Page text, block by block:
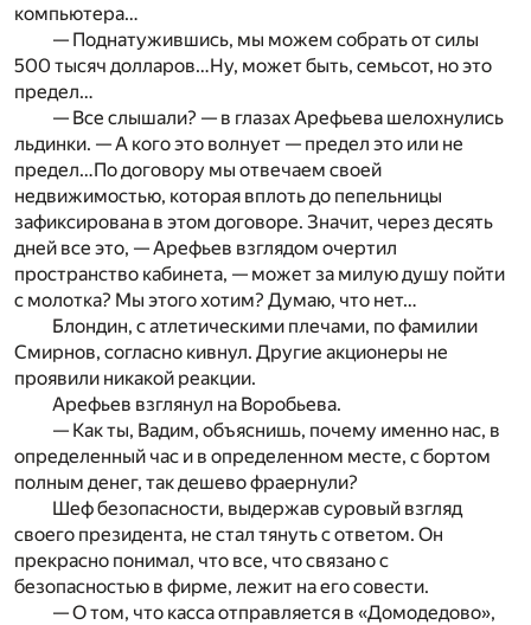
компьютера…
— Поднатужившись, мы можем собрать от силы
500 тысяч долларов…Ну, может быть, семьсот, но это
предел…
— Все слышали? — в глазах Арефьева шелохнулись
льдинки. — А кого это волнует — предел это или не
предел…По договору мы отвечаем своей
недвижимостью, которая вплоть до пепельницы
зафиксирована в этом договоре. Значит, через десять
дней все это, — Арефьев взглядом очертил
пространство кабинета, — может за милую душу пойти
с молотка? Мы этого хотим? Думаю, что нет…
Блондин, с атлетическими плечами, по фамилии
Смирнов, согласно кивнул. Другие акционеры не
проявили никакой реакции.
Арефьев взглянул на Воробьева.
— Как ты, Вадим, объяснишь, почему именно нас, в
определенный час и в определенном месте, с бортом
полным денег, так дешево фраернули?
Шеф безопасности, выдержав суровый взгляд
своего президента, не стал тянуть с ответом. Он
прекрасно понимал, что все, что связано с
безопасностью в фирме, лежит на его совести.
— О том, что касса отправляется в «Домодедово»,